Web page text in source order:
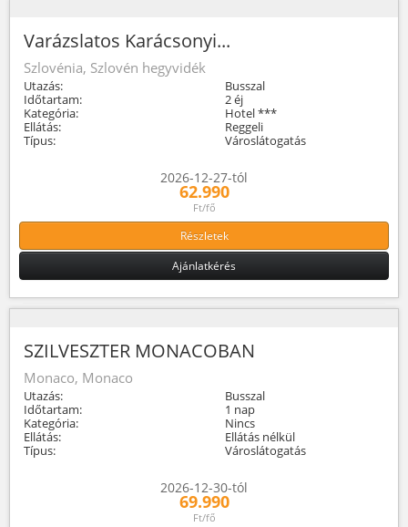
Varázslatos Karácsonyi...
Szlovénia, Szlovén hegyvidék
Utazás:
Busszal
Időtartam:
2 éj
Kategória:
Hotel ***
Ellátás:
Reggeli
Típus:
Városlátogatás
2026-12-27-tól
62.990
Ft/fő
Részletek
Ajánlatkérés
SZILVESZTER MONACOBAN
Monaco, Monaco
Utazás:
Busszal
Időtartam:
1 nap
Kategória:
Nincs
Ellátás:
Ellátás nélkül
Típus:
Városlátogatás
2026-12-30-tól
69.990
Ft/fő